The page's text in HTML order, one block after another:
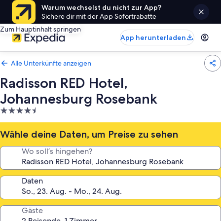
Warum wechselst du nicht zur App?
Sichere dir mit der App Sofortrabatte
Zum Hauptinhalt springen
App herunterladen
Alle Unterkünfte anzeigen
Radisson RED Hotel,
Johannesburg Rosebank
4.5-
Sterne-
Unterkunft
Wähle deine Daten, um Preise zu sehen
Wo soll’s hingehen?
Daten
Gäste